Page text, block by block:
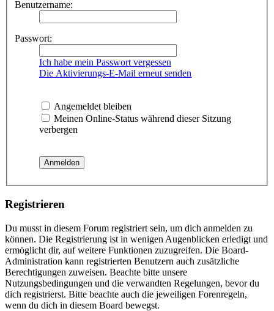
Benutzername:
Passwort:
Ich habe mein Passwort vergessen
Die Aktivierungs-E-Mail erneut senden
Angemeldet bleiben
Meinen Online-Status während dieser Sitzung
verbergen
Registrieren
Du musst in diesem Forum registriert sein, um dich anmelden zu
können. Die Registrierung ist in wenigen Augenblicken erledigt und
ermöglicht dir, auf weitere Funktionen zuzugreifen. Die Board-
Administration kann registrierten Benutzern auch zusätzliche
Berechtigungen zuweisen. Beachte bitte unsere
Nutzungsbedingungen und die verwandten Regelungen, bevor du
dich registrierst. Bitte beachte auch die jeweiligen Forenregeln,
wenn du dich in diesem Board bewegst.